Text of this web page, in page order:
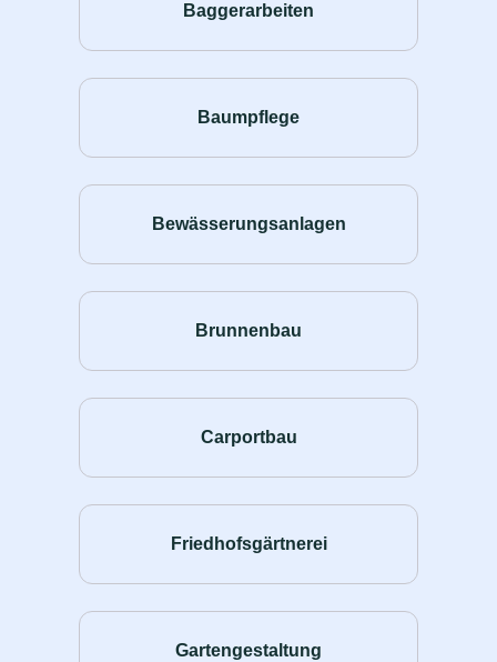
Baggerarbeiten
Baumpflege
Bewässerungsanlagen
Brunnenbau
Carportbau
Friedhofsgärtnerei
Gartengestaltung